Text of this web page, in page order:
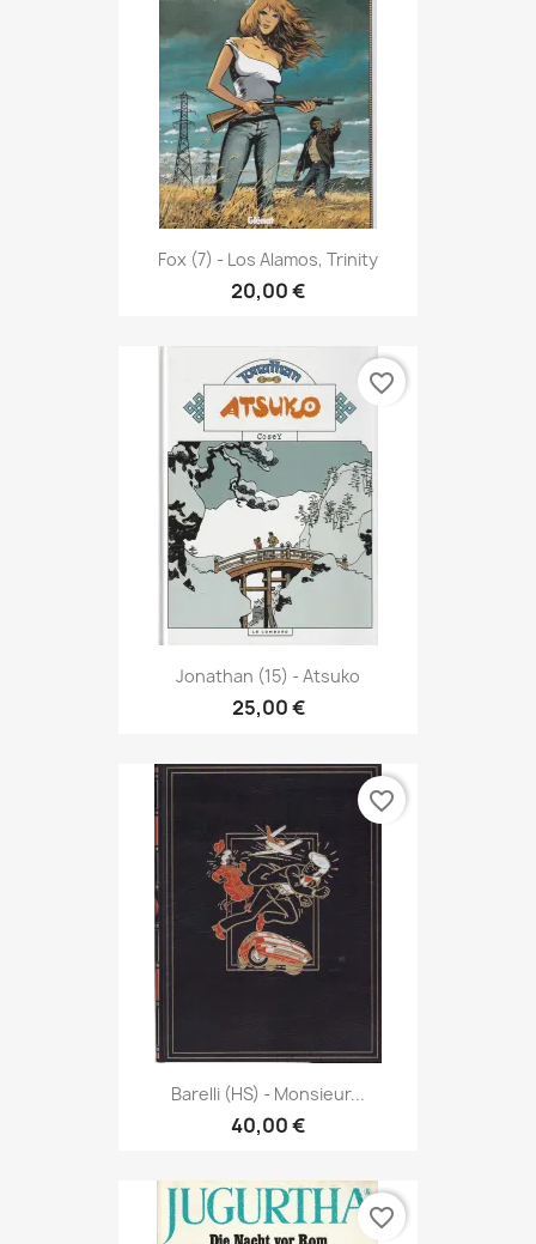
Fox (7) - Los Alamos, Trinity
20,00 €
Jonathan (15) - Atsuko
25,00 €
favorite_border
Barelli (HS) - Monsieur...
40,00 €
favorite_border
favorite_border